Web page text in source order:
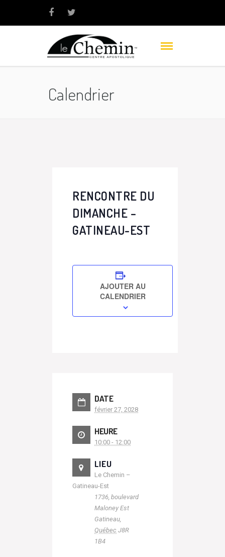
Calendrier
RENCONTRE DU
DIMANCHE –
GATINEAU-EST
AJOUTER AU
CALENDRIER
DATE
février 27, 2028
HEURE
10:00 - 12:00
LIEU
Le Chemin –
Gatineau-Est
1736, boulevard
Maloney Est
Gatineau,
Québec J8R
1B4